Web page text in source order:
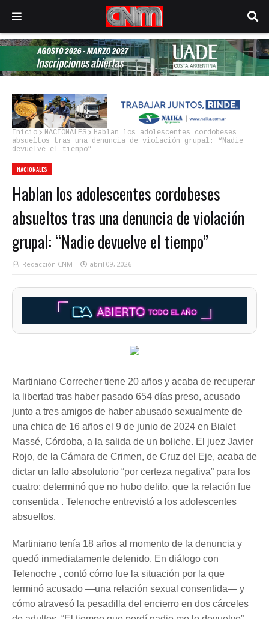
Inicio NACIONALES
Hablan los adolescentes cordobeses
absueltos tras una denuncia de violación grupal: “Nadie
devuelve el tiempo”
NACIONALES
Hablan los adolescentes cordobeses
absueltos tras una denuncia de violación
grupal: “Nadie devuelve el tiempo”
Redacción CNM abril 09, 2026
Martiniano Correcher tiene 20 años y acaba de recuperar
la libertad tras haber pasado 654 días preso, acusado
junto a tres amigos de haber abusado sexualmente de
una chica de 16 años el 9 de junio de 2024 en Bialet
Massé, Córdoba, a la salida de un boliche. El juez Javier
Rojo, de la Cámara de Crimen, de Cruz del Eje, acaba de
dictar un fallo absolutorio “por certeza negativa” para los
cuatro: determinó que no hubo delito, que la relación fue
consentida . Telenoche entrevistó a los adolescentes
absueltos.
Martiniano tenía 18 años al momento de la denuncia y
quedó inmediatamente detenido. En diálogo con
Telenoche , contó cómo fue la situación por la que
terminó acusado —una relación sexual consentida— y
cómo atravesó la pesadilla del encierro en dos cárceles